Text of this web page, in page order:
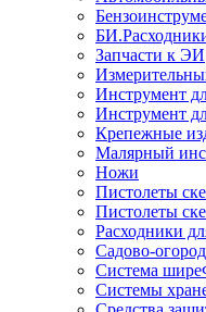
Запчасти к ЭИ
Инструмент
Инструмент
Крепежные
Малярный
Ножи
Пистолеты
Пистолеты
Расходники
Садово-
Система
Системы